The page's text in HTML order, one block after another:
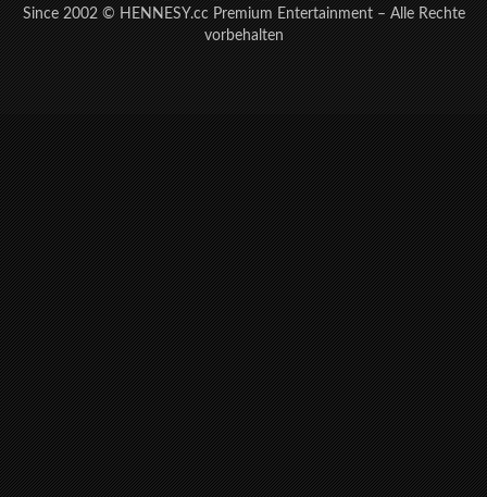
Since 2002 © HENNESY.cc Premium Entertainment – Alle Rechte
vorbehalten